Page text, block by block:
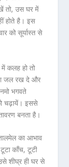
तो, उस घर में
होते है। इस
को सूर्यास्त से
में कलह हो तो
जल रख दे और
भगवते
चढ़ायें। इससे
बनता है।
का आभाव
काँच, टूटी
शीघ्र ही घर से